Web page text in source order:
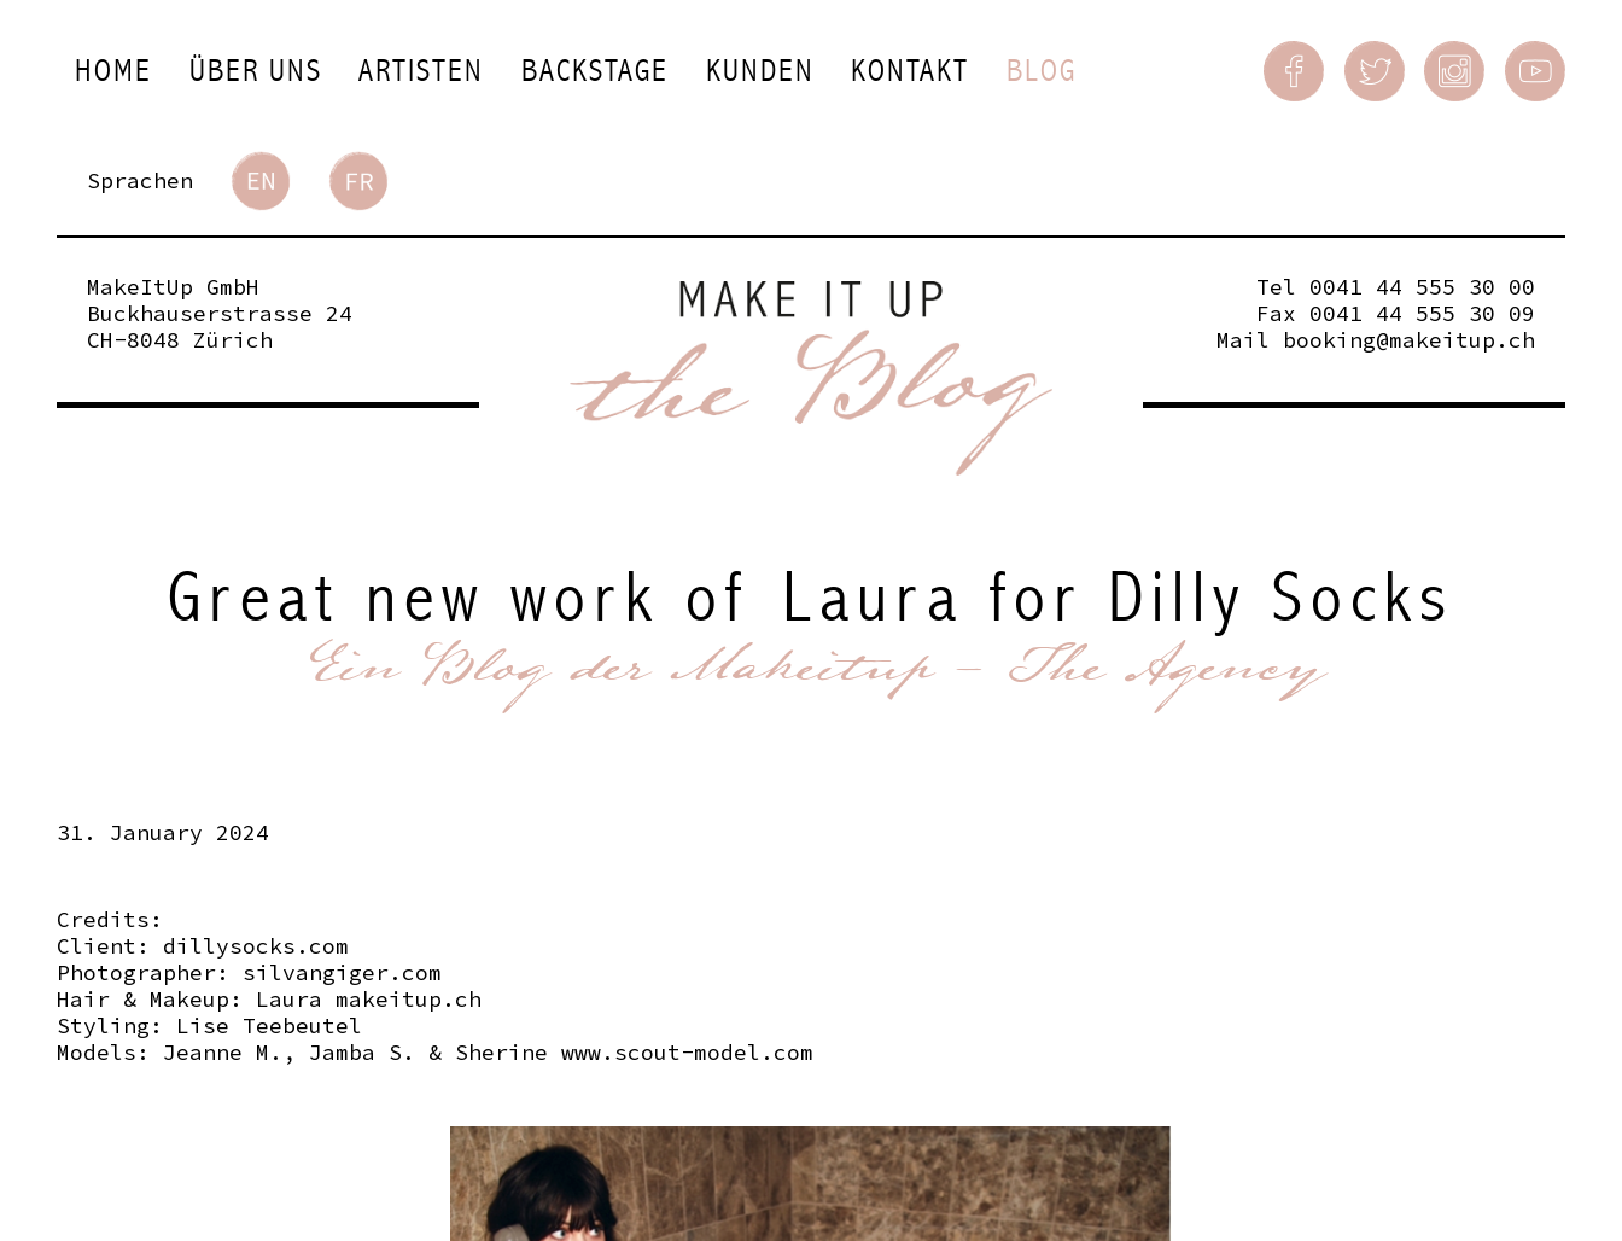
Sprachen
MakeItUp GmbH
Buckhauserstrasse 24
CH-8048 Zürich
Tel 0041 44 555 30 00
Fax 0041 44 555 30 09
Mail booking@makeitup.ch
HOME ÜBER UNS ARTISTEN BACKSTAGE KUNDEN KONTAKT BLOG
Great new work of Laura for Dilly Socks
Ein Blog der Makeitup - The Agency
31. January 2024
Credits:
Client: dillysocks.com
Photographer: silvangiger.com
Hair & Makeup: Laura makeitup.ch
Styling: Lise Teebeutel
Models: Jeanne M., Jamba S. & Sherine www.scout-model.com